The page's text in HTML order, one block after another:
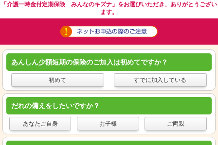
「介護一時金付定期保険 みんなのキズナ」をお選びいただき、ありがとうござい
ます。
あんしん少額短期の保険のご加入は初めてですか？
初めて すでに加入している
だれの備えをしたいですか？
あなたご自身 お子様 ご両親